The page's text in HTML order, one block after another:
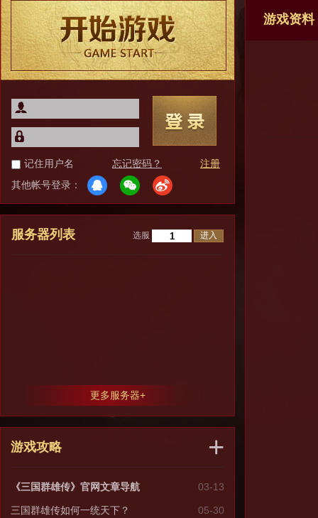
记住用户名 忘记密码？
注册
其他帐号登录：
服务器列表 选服 进入
更多服务器+
游戏攻略 +
《三国群雄传》官网文章导航 03-13
三国群雄传如何一统天下？ 05-30
游戏资料